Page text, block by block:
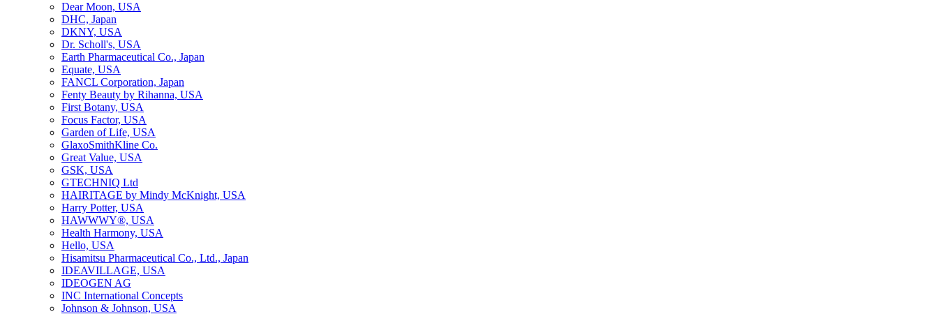
Dear Moon, USA
DHC, Japan
DKNY, USA
Dr. Scholl's, USA
Earth Pharmaceutical Co., Japan
Equate, USA
FANCL Corporation, Japan
Fenty Beauty by Rihanna, USA
First Botany, USA
Focus Factor, USA
Garden of Life, USA
GlaxoSmithKline Co.
Great Value, USA
GSK, USA
GTECHNIQ Ltd
HAIRITAGE by Mindy McKnight, USA
Harry Potter, USA
HAWWWY®, USA
Health Harmony, USA
Hello, USA
Hisamitsu Pharmaceutical Co., Ltd., Japan
IDEAVILLAGE, USA
IDEOGEN AG
INC International Concepts
Johnson & Johnson, USA